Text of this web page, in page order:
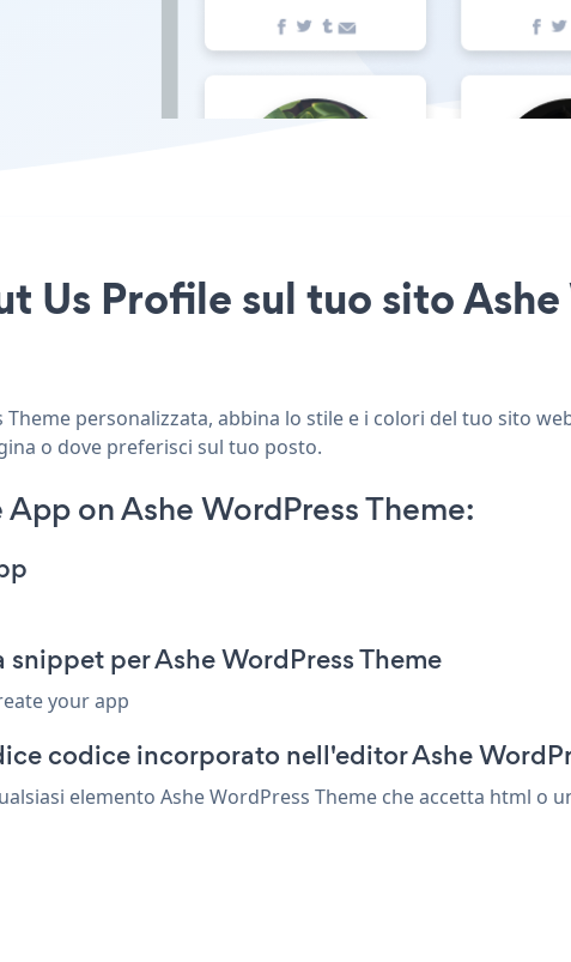
Us Profile sul tuo sito Ashe
personalizzata, abbina lo stile e i colori del tuo sito
o dove preferisci sul tuo posto.
on Ashe WordPress Theme:
per Ashe WordPress Theme
your app
codice incorporato nell'editor Ashe
elemento Ashe WordPress Theme che accetta html o